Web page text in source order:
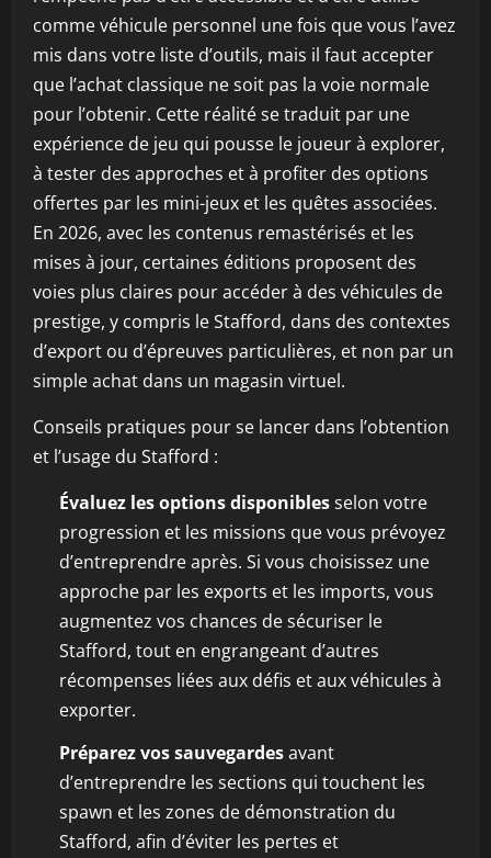
comme véhicule personnel une fois que vous l’avez
mis dans votre liste d’outils, mais il faut accepter
que l’achat classique ne soit pas la voie normale
pour l’obtenir. Cette réalité se traduit par une
expérience de jeu qui pousse le joueur à explorer,
à tester des approches et à profiter des options
offertes par les mini-jeux et les quêtes associées.
En 2026, avec les contenus remastérisés et les
mises à jour, certaines éditions proposent des
voies plus claires pour accéder à des véhicules de
prestige, y compris le Stafford, dans des contextes
d’export ou d’épreuves particulières, et non par un
simple achat dans un magasin virtuel.
Conseils pratiques pour se lancer dans l’obtention
et l’usage du Stafford :
Évaluez les options disponiblesselon votre
progression et les missions que vous prévoyez
d’entreprendre après. Si vous choisissez une
approche par les exports et les imports, vous
augmentez vos chances de sécuriser le
Stafford, tout en engrangeant d’autres
récompenses liées aux défis et aux véhicules à
exporter.
Préparez vos sauvegardesavant
d’entreprendre les sections qui touchent les
spawn et les zones de démonstration du
Stafford, afin d’éviter les pertes et